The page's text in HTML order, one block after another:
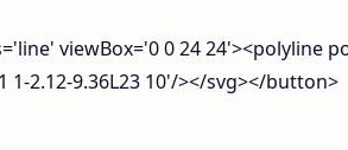
viewBox='0 0 24 24'><polyline
1-2.12-9.36L23 10'/></svg></button>